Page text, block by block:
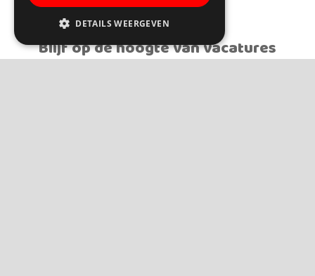
Blijf op de hoogte van vacatures
DETAILS WEERGEVEN